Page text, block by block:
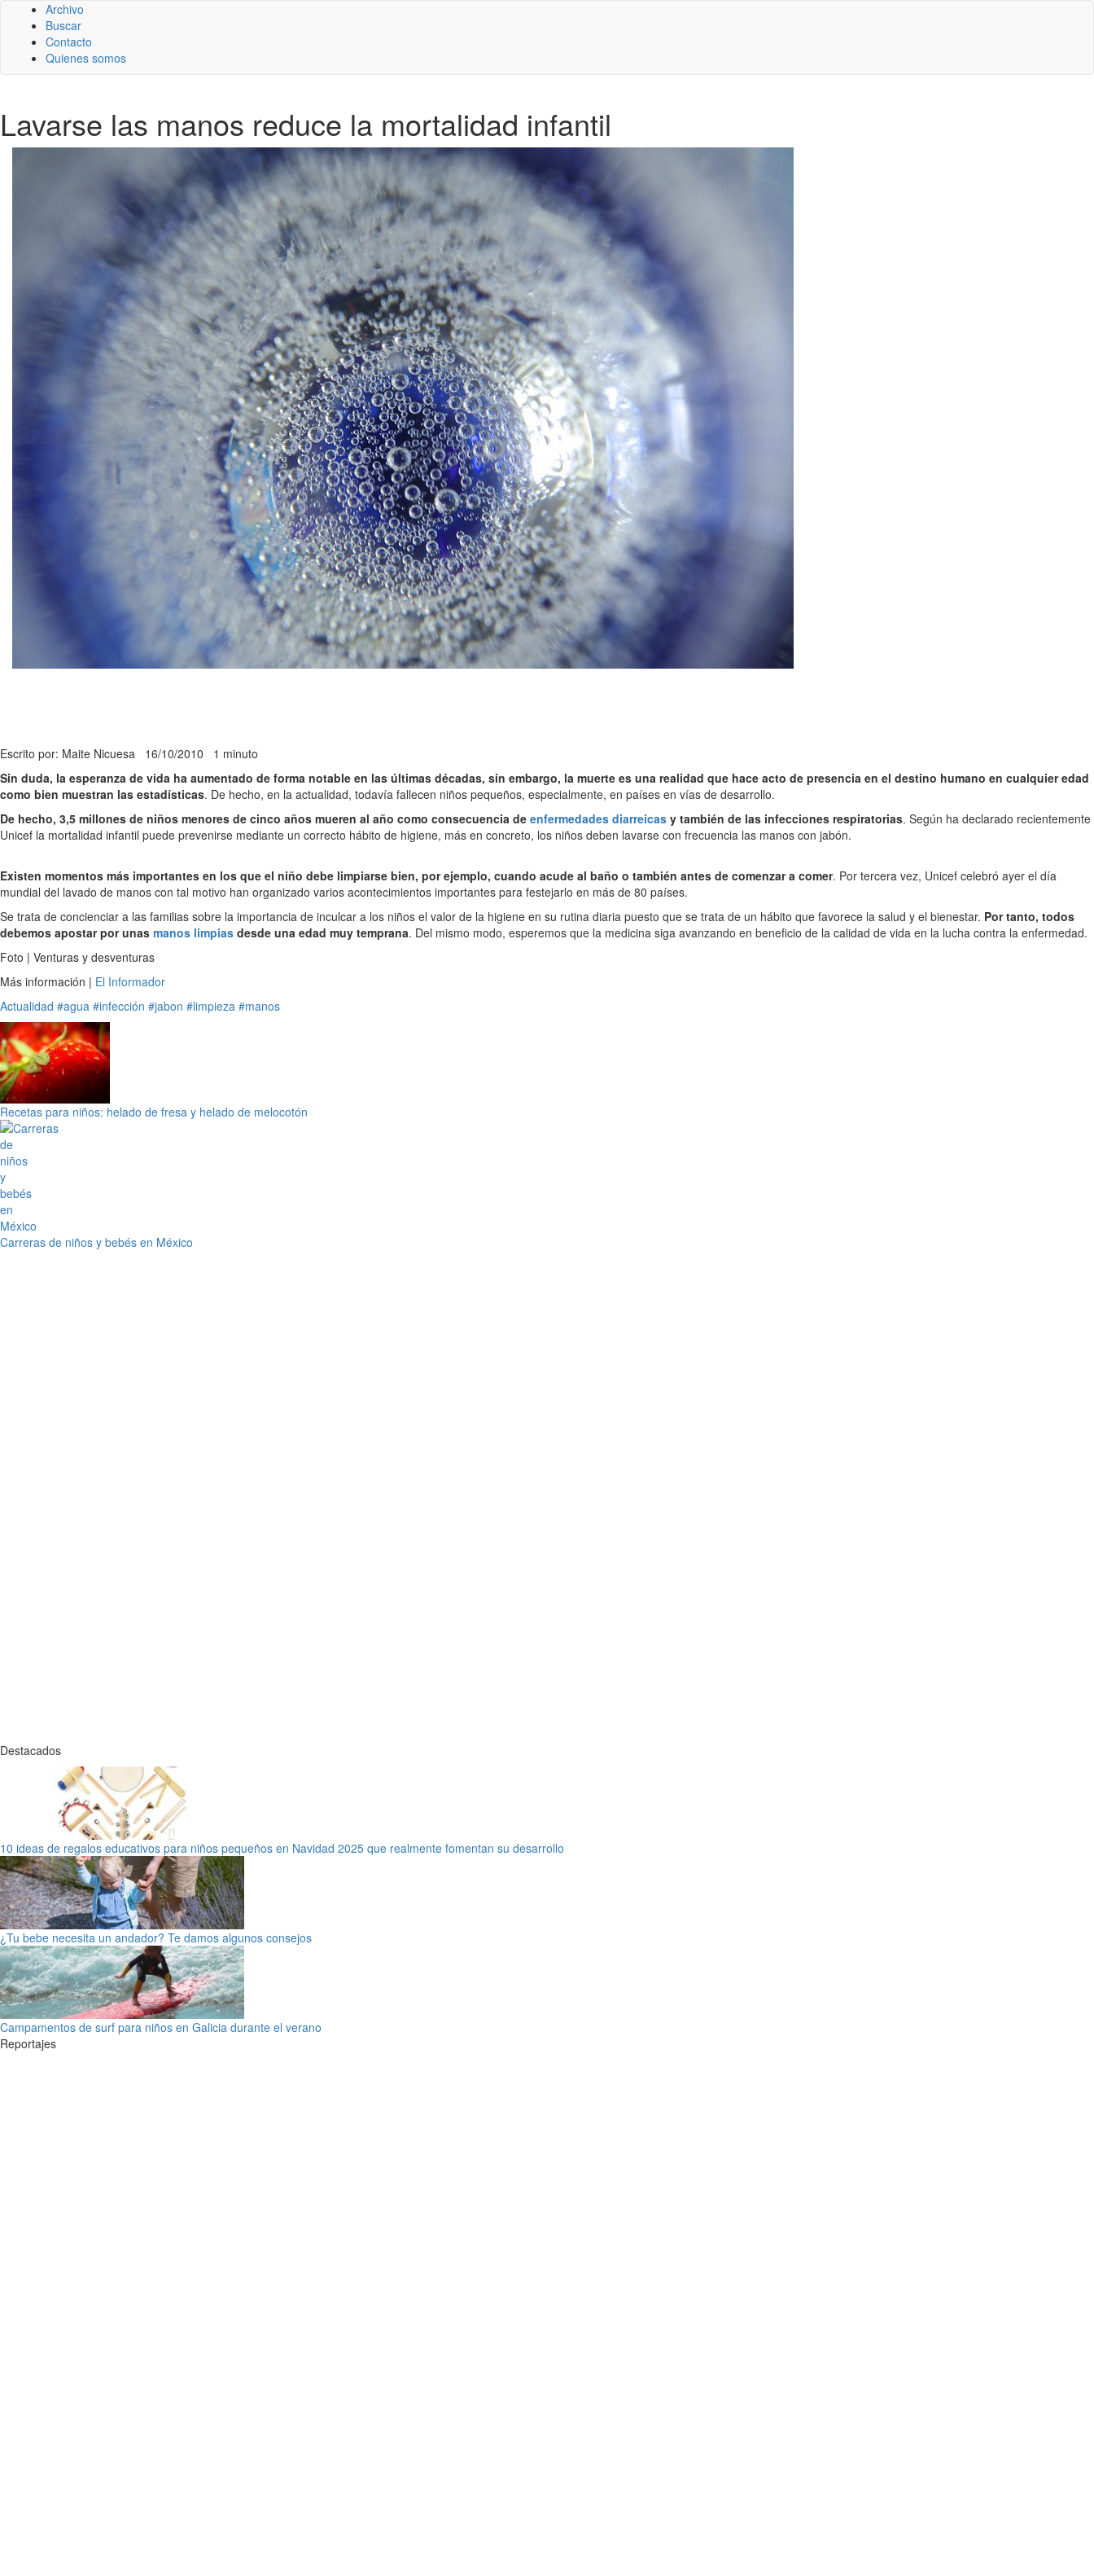
Archivo
Buscar
Contacto
Quienes somos
Lavarse las manos reduce la mortalidad infantil
Escrito por: Maite Nicuesa 16/10/2010 1 minuto
Sin duda, la esperanza de vida ha aumentado de forma notable en las últimas décadas, sin embargo, la muerte es una realidad que hace acto de presencia en el destino humano en cualquier edad
como bien muestran las estadísticas. De hecho, en la actualidad, todavía fallecen niños pequeños, especialmente, en países en vías de desarrollo.
De hecho, 3,5 millones de niños menores de cinco años mueren al año como consecuencia de enfermedades diarreicas y también de las infecciones respiratorias. Según ha declarado recientemente
Unicef la mortalidad infantil puede prevenirse mediante un correcto hábito de higiene, más en concreto, los niños deben lavarse con frecuencia las manos con jabón.
Existen momentos más importantes en los que el niño debe limpiarse bien, por ejemplo, cuando acude al baño o también antes de comenzar a comer. Por tercera vez, Unicef celebró ayer el día
mundial del lavado de manos con tal motivo han organizado varios acontecimientos importantes para festejarlo en más de 80 países.
Se trata de concienciar a las familias sobre la importancia de inculcar a los niños el valor de la higiene en su rutina diaria puesto que se trata de un hábito que favorece la salud y el bienestar. Por tanto, todos
debemos apostar por unas manos limpias desde una edad muy temprana. Del mismo modo, esperemos que la medicina siga avanzando en beneficio de la calidad de vida en la lucha contra la enfermedad.
Foto | Venturas y desventuras
Más información | El Informador
Actualidad #agua #infección #jabon #limpieza #manos
Recetas para niños: helado de fresa y helado de melocotón
Carreras de niños y bebés en México
Destacados
10 ideas de regalos educativos para niños pequeños en Navidad 2025 que realmente fomentan su desarrollo
¿Tu bebe necesita un andador? Te damos algunos consejos
Campamentos de surf para niños en Galicia durante el verano
Reportajes